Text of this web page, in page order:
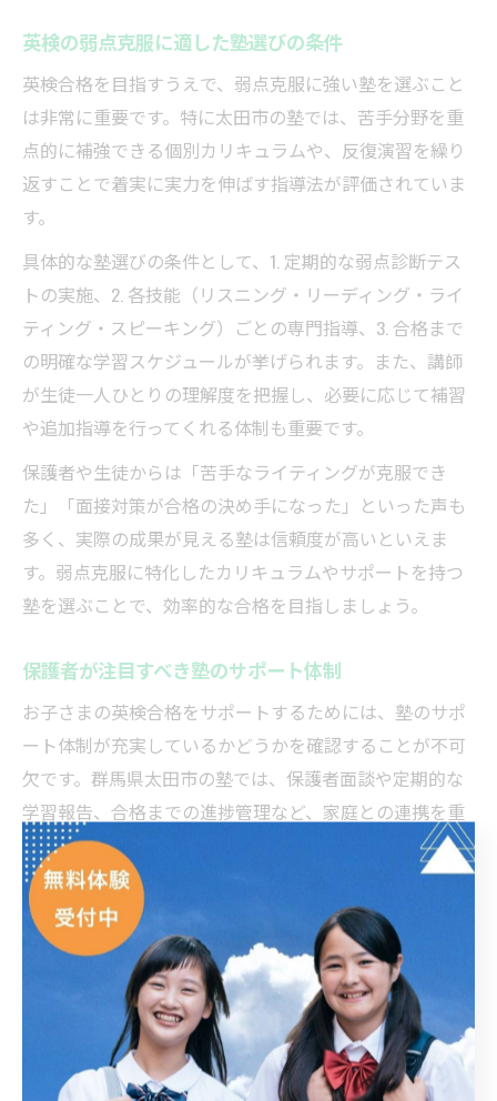
英検の弱点克服に適した塾選びの条件
英検合格を目指すうえで、弱点克服に強い塾を選ぶこと
は非常に重要です。特に太田市の塾では、苦手分野を重
点的に補強できる個別カリキュラムや、反復演習を繰り
返すことで着実に実力を伸ばす指導法が評価されていま
す。
具体的な塾選びの条件として、1. 定期的な弱点診断テス
トの実施、2. 各技能（リスニング・リーディング・ライ
ティング・スピーキング）ごとの専門指導、3. 合格まで
の明確な学習スケジュールが挙げられます。また、講師
が生徒一人ひとりの理解度を把握し、必要に応じて補習
や追加指導を行ってくれる体制も重要です。
保護者や生徒からは「苦手なライティングが克服でき
た」「面接対策が合格の決め手になった」といった声も
多く、実際の成果が見える塾は信頼度が高いといえま
す。弱点克服に特化したカリキュラムやサポートを持つ
塾を選ぶことで、効率的な合格を目指しましょう。
保護者が注目すべき塾のサポート体制
お子さまの英検合格をサポートするためには、塾のサポ
ート体制が充実しているかどうかを確認することが不可
欠です。群馬県太田市の塾では、保護者面談や定期的な
学習報告、合格までの進捗管理など、家庭との連携を重
視したサービスが増えています。
特に注目したいのは、1. きめ細かい学習進捗のフィード
バック、2. 自習室や補習の利用体制、3. 急な欠席時の振
替授業やオンラインフォローの有無です。これらが整っ
ている塾は、日々の学習リズムを維持しやすく、保護者
も安心して通わせることができます。
実際に「塾からの定期的な報告で子どもの成長が分かり